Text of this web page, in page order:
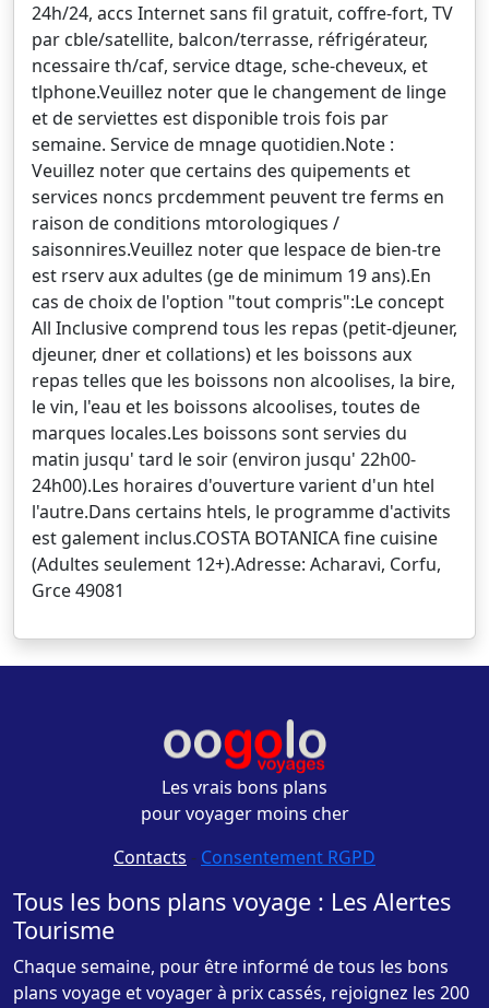
24h/24, accs Internet sans fil gratuit, coffre-fort, TV
par cble/satellite, balcon/terrasse, réfrigérateur,
ncessaire th/caf, service dtage, sche-cheveux, et
tlphone.Veuillez noter que le changement de linge
et de serviettes est disponible trois fois par
semaine. Service de mnage quotidien.Note :
Veuillez noter que certains des quipements et
services noncs prcdemment peuvent tre ferms en
raison de conditions mtorologiques /
saisonnires.Veuillez noter que lespace de bien-tre
est rserv aux adultes (ge de minimum 19 ans).En
cas de choix de l'option "tout compris":Le concept
All Inclusive comprend tous les repas (petit-djeuner,
djeuner, dner et collations) et les boissons aux
repas telles que les boissons non alcoolises, la bire,
le vin, l'eau et les boissons alcoolises, toutes de
marques locales.Les boissons sont servies du
matin jusqu' tard le soir (environ jusqu' 22h00-
24h00).Les horaires d'ouverture varient d'un htel
l'autre.Dans certains htels, le programme d'activits
est galement inclus.COSTA BOTANICA fine cuisine
(Adultes seulement 12+).Adresse: Acharavi, Corfu,
Grce 49081
Les vrais bons plans
pour voyager moins cher
Contacts - Consentement RGPD
Tous les bons plans voyage : Les Alertes
Tourisme
Chaque semaine, pour être informé de tous les bons
plans voyage et voyager à prix cassés, rejoignez les 200